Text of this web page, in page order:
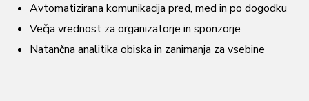
Avtomatizirana komunikacija pred, med in po dogodku
Večja vrednost za organizatorje in sponzorje
Natančna analitika obiska in zanimanja za vsebine